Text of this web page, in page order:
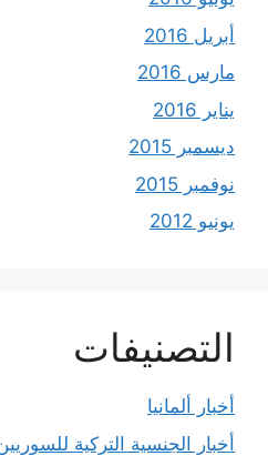
أبريل 2016
مارس 2016
يناير 2016
ديسمبر 2015
نوفمبر 2015
يونيو 2012
التصنيفات
أخبار ألمانيا
أخبار الجنسية التركية